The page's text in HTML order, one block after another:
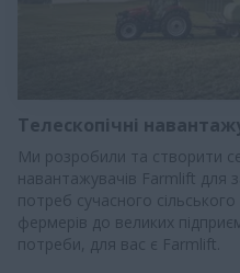
Телескопічні
Ми розробили та створити
навантажувачів Farmlift для
потреб сучасного
фермерів до великих
потреби, для вас є Farmlift.